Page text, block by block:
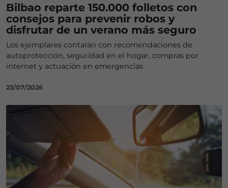
Bilbao reparte 150.000 folletos con
consejos para prevenir robos y
disfrutar de un verano más seguro
Los ejemplares contarán con recomendaciones de
autoprotección, seguridad en el hogar, compras por
internet y actuación en emergencias
23/07/2026